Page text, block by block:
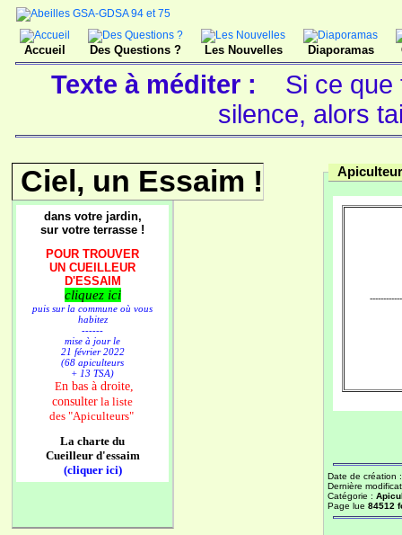
Accueil Des Questions ? Les Nouvelles Diaporamas
Texte à méditer :
Si ce que
silence, alors
Ciel, un Essaim !
dans votre jardin,
sur votre terrasse !
POUR TROUVER
UN CUEILLEUR
D'ESSAIM
cliquez ici
puis sur la commune où vous
habitez
------
mise à jour le
21 février 2022
(68 apiculteurs
+ 13 TSA)
En bas à droite,
consulter la liste
des "Apiculteurs"
La charte du
Cueilleur d'essaim
(cliquer ici)
Date de création
Dernière
Catégorie :
Page lue 84512